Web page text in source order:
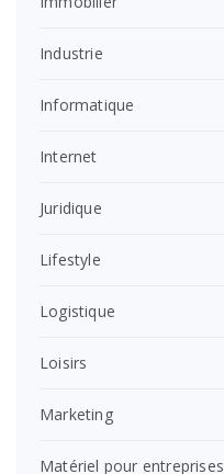
Industrie
Informatique
Internet
Juridique
Lifestyle
Logistique
Loisirs
Marketing
Matériel pour entreprises